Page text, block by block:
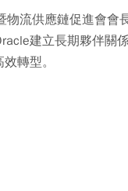
流供應鏈促進會
建立長期夥伴關
轉型。